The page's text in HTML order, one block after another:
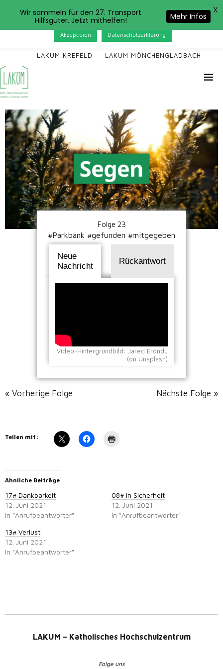
LAKUM KREFELD LAKUM MÖNCHENGLADBACH
Folge 23
#Parkbank #gefunden #mitgegeben
Neue
Nachricht
Rückantwort
Video-Hintergrundbild: Jared Erondu
(on Unsplash)
« Vorherige Folge Nächste Folge »
Teilen mit:
Ähnliche Beiträge
17# Dankbarkeit
12. Juni 2021
In "Anrufbeantworter"
08# In Sicherheit
12. Juni 2021
In "Anrufbeantworter"
13# Verlust
12. Juni 2021
In "Anrufbeantworter"
LAKUM – Katholisches Hochschulzentrum
Folge uns
Das LAKUM verwendet Cookies. Wenn Sie auf der Seite
weitersurfen, stimmen Sie der Cookie-Nutzung zu.
Akzeptieren Datenschutzerklärung
Wir sammeln für den 27. Transport
Hilfsgüter. Jetzt mithelfen!
Mehr Infos
X